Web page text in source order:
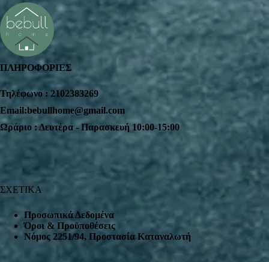
ΠΛΗΡΟΦΟΡΙΕΣ
Τηλέφωνο : 2102383269
Email:bebullhome@gmail.com
Ωράριο : Δευτέρα - Παρασκευή 10:00-15:00
ΣΧΕΤΙΚΑ
Προσωπικά Δεδομένα
Όροι & Προϋποθέσεις
Nόμος 2251/94, Προστασία Καταναλωτή